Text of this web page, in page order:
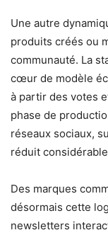
Une autre
produits créés ou
communauté. La
cœur de modèle
à partir des votes
phase de
réseaux sociaux,
réduit
Des marques
désormais cette
newsletters